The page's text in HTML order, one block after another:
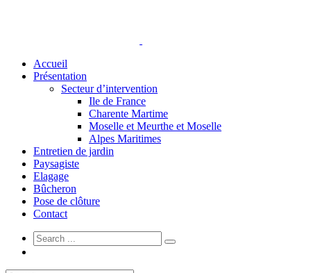
Accueil
Présentation
Secteur d’intervention
Ile de France
Charente Martime
Moselle et Meurthe et Moselle
Alpes Maritimes
Entretien de jardin
Paysagiste
Elagage
Bûcheron
Pose de clôture
Contact